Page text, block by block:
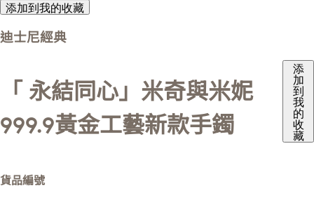
添加到我的收藏
迪士尼經典
「 永結同心」米奇與米妮
999.9黃金工藝新款手鐲
添
加
到
我
的
收
藏
貨品編號